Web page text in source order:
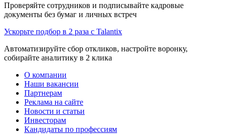
Проверяйте сотрудников и подписывайте кадровые
документы без бумаг и личных встреч
Ускорьте подбор в 2 раза с Talantix
Автоматизируйте сбор откликов, настройте воронку,
собирайте аналитику в 2 клика
О компании
Наши вакансии
Партнерам
Реклама на сайте
Новости и статьи
Инвесторам
Кандидаты по профессиям